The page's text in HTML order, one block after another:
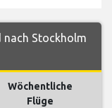
nach Stockholm
Wöchentliche
Flüge